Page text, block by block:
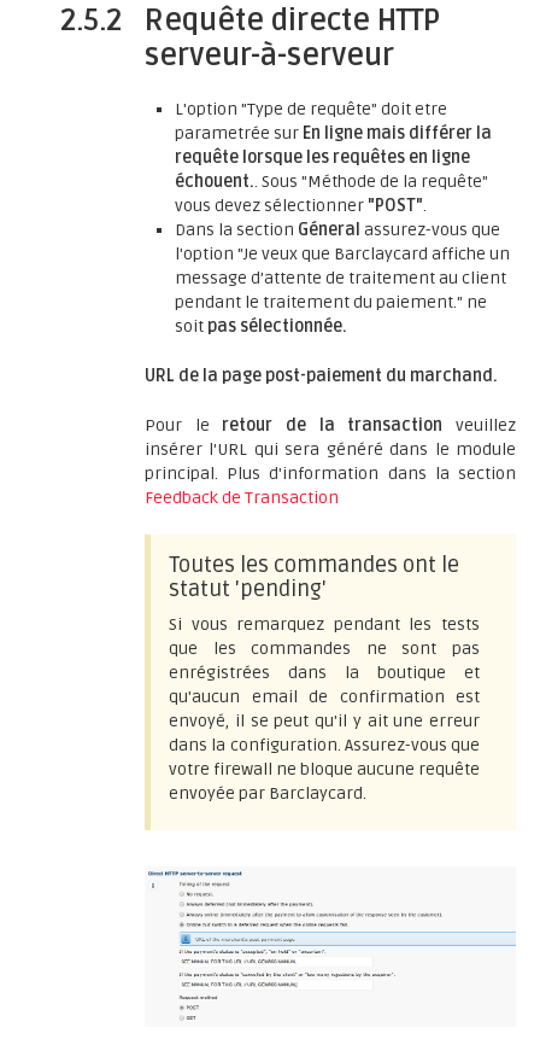
2.5.2
Requête directe HTTP
serveur-à-serveur
L'option "Type de requête" doit etre
parametrée sur En ligne mais différer la
requête lorsque les requêtes en ligne
échouent.. Sous "Méthode de la requête"
vous devez sélectionner "POST".
Dans la section Géneral assurez-vous que
l'option "Je veux que Barclaycard affiche un
message d’attente de traitement au client
pendant le traitement du paiement." ne
soit pas sélectionnée.
URL de la page post-paiement du marchand.
Pour le retour de la transaction veuillez
insérer l'URL qui sera généré dans le module
principal. Plus d'information dans la section
Feedback de Transaction
Toutes les commandes ont le
statut 'pending'
Si vous remarquez pendant les tests
que les commandes ne sont pas
enrégistrées dans la boutique et
qu'aucun email de confirmation est
envoyé, il se peut qu'il y ait une erreur
dans la configuration. Assurez-vous que
votre firewall ne bloque aucune requête
envoyée par Barclaycard.